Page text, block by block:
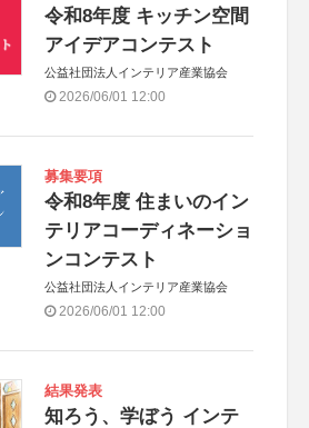
令和8年度 キッチン空間
アイデアコンテスト
公益社団法人インテリア産業協会
2026/06/01 12:00
募集要項
令和8年度 住まいのイン
テリアコーディネーショ
ンコンテスト
公益社団法人インテリア産業協会
2026/06/01 12:00
結果発表
知ろう、学ぼう インテ